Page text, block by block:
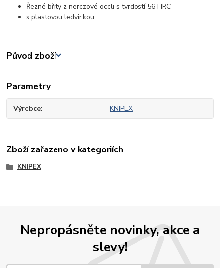
Řezné břity z nerezové oceli s tvrdostí 56 HRC
s plastovou ledvinkou
Původ zboží
Parametry
Výrobce KNIPEX
Zboží zařazeno v kategoriích
KNIPEX
Nepropásněte novinky, akce a
slevy!